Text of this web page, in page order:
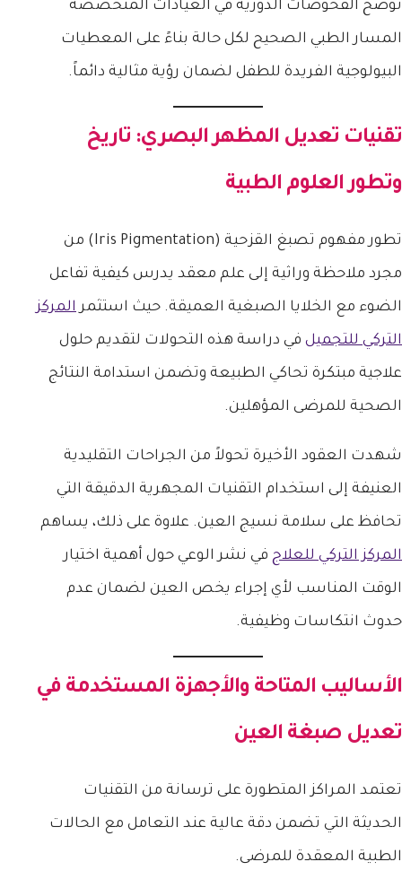
توضح الفحوصات الدورية في العيادات المتخصصة
المسار الطبي الصحيح لكل حالة بناءً على المعطيات
البيولوجية الفريدة للطفل لضمان رؤية مثالية دائماً.
تقنيات تعديل المظهر البصري: تاريخ
وتطور العلوم الطبية
تطور مفهوم تصبغ القزحية (Iris Pigmentation) من
مجرد ملاحظة وراثية إلى علم معقد يدرس كيفية تفاعل
الضوء مع الخلايا الصبغية العميقة. حيث استثمر المركز
التركي للتجميل في دراسة هذه التحولات لتقديم حلول
علاجية مبتكرة تحاكي الطبيعة وتضمن استدامة النتائج
الصحية للمرضى المؤهلين.
شهدت العقود الأخيرة تحولاً من الجراحات التقليدية
العنيفة إلى استخدام التقنيات المجهرية الدقيقة التي
تحافظ على سلامة نسيج العين. علاوة على ذلك، يساهم
المركز التركي للعلاج في نشر الوعي حول أهمية اختيار
الوقت المناسب لأي إجراء يخص العين لضمان عدم
حدوث انتكاسات وظيفية.
الأساليب المتاحة والأجهزة المستخدمة في
تعديل صبغة العين
تعتمد المراكز المتطورة على ترسانة من التقنيات
الحديثة التي تضمن دقة عالية عند التعامل مع الحالات
الطبية المعقدة للمرضى.